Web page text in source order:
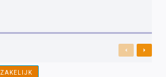
Previous
Next
ZAKELIJK